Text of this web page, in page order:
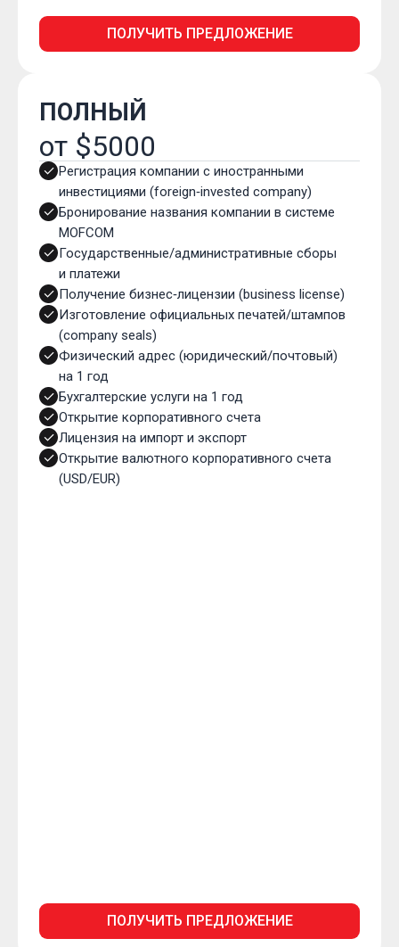
ПОЛУЧИТЬ ПРЕДЛОЖЕНИЕ
ПОЛНЫЙ
от $5000
Регистрация компании с иностранными
инвестициями (foreign‑invested company)
Бронирование названия компании в системе
MOFCOM
Государственные/административные сборы
и платежи
Получение бизнес‑лицензии (business license)
Изготовление официальных печатей/штампов
(company seals)
Физический адрес (юридический/почтовый)
на 1 год
Бухгалтерские услуги на 1 год
Открытие корпоративного счета
Лицензия на импорт и экспорт
Открытие валютного корпоративного счета
(USD/EUR)
ПОЛУЧИТЬ ПРЕДЛОЖЕНИЕ